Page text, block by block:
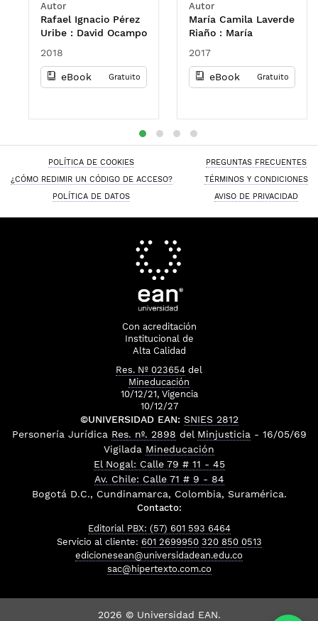
para el componente
de análisis y
vigilancia del
entorno económico
Autor
Rafael Ignacio Pérez
Uribe : David Ocampo
Ortiz Rojas
2018
eBook Gratuito
Autor
María Camila Laverde
Riaño : María
Espinosa : Julio
César Pantoja
2017
eBook Gratuito
POLÍTICA DE COOKIES
PREGUNTAS FRECUENTES
¿CÓMO REDIMIR UN CÓDIGO DE ACCESO?
TÉRMINOS Y CONDICIONES
POLÍTICA DE DATOS
AVISO DE PRIVACIDAD
Con acreditación
Institucional de
Alta Calidad
Res. Nº 023654 del
Mineducación
10/12/21, Vigencia
10/12/27
©UNIVERSIDAD EAN: SNIES 2812
Personería Jurídica Res. nº. 2898 del Minjusticia - 16/05/69
Vigilada Mineducación
El Nogal: Calle 79 # 11 - 45
Av. Chile: Calle 71 # 9 - 84
Bogotá D.C., Cundinamarca, Colombia, Suramérica.
Contacto:
Editorial PBX: (57) 601 593 6464
Servicio al cliente: 601 2699950 320 850 0513
edicionesean@universidadean.edu.co
sac@hipertexto.com.co
2026 © Universidad EAN.